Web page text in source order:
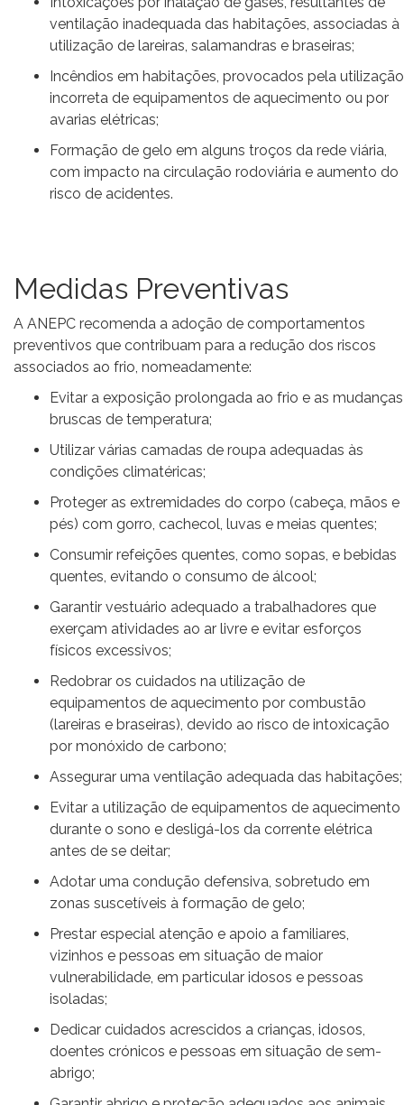
ventilação inadequada das habitações, associadas à
utilização de lareiras, salamandras e braseiras;
Incêndios em habitações, provocados pela utilização
incorreta de equipamentos de aquecimento ou por
avarias elétricas;
Formação de gelo em alguns troços da rede viária,
com impacto na circulação rodoviária e aumento do
risco de acidentes.
Medidas Preventivas
A ANEPC recomenda a adoção de comportamentos
preventivos que contribuam para a redução dos riscos
associados ao frio, nomeadamente:
Evitar a exposição prolongada ao frio e as mudanças
bruscas de temperatura;
Utilizar várias camadas de roupa adequadas às
condições climatéricas;
Proteger as extremidades do corpo (cabeça, mãos e
pés) com gorro, cachecol, luvas e meias quentes;
Consumir refeições quentes, como sopas, e bebidas
quentes, evitando o consumo de álcool;
Garantir vestuário adequado a trabalhadores que
exerçam atividades ao ar livre e evitar esforços
físicos excessivos;
Redobrar os cuidados na utilização de
equipamentos de aquecimento por combustão
(lareiras e braseiras), devido ao risco de intoxicação
por monóxido de carbono;
Assegurar uma ventilação adequada das habitações;
Evitar a utilização de equipamentos de aquecimento
durante o sono e desligá-los da corrente elétrica
antes de se deitar;
Adotar uma condução defensiva, sobretudo em
zonas suscetíveis à formação de gelo;
Prestar especial atenção e apoio a familiares,
vizinhos e pessoas em situação de maior
vulnerabilidade, em particular idosos e pessoas
isoladas;
Dedicar cuidados acrescidos a crianças, idosos,
doentes crónicos e pessoas em situação de sem-
abrigo;